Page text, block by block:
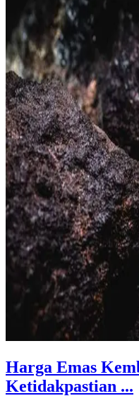
Harga Emas
Ketidakpastian ...